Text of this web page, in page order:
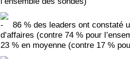
86 % des leaders ont constaté
d’affaires (contre 74 % pour
23 % en moyenne (contre 17 %